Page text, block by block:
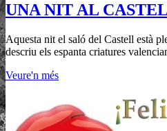
UNA NIT AL
Aquesta nit el saló del Castell està
descriu els espanta criatures
Veure'n més